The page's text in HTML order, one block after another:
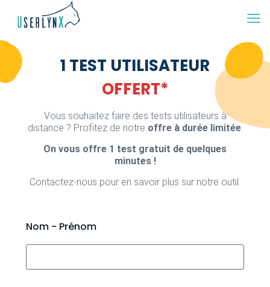
1 TEST UTILISATEUR
OFFERT*
Vous souhaitez faire des tests utilisateurs à
distance ? Profitez de notre offre à durée limitée.
On vous offre 1 test gratuit de quelques
minutes !
Contactez-nous pour en savoir plus sur notre outil.
Nom - Prénom